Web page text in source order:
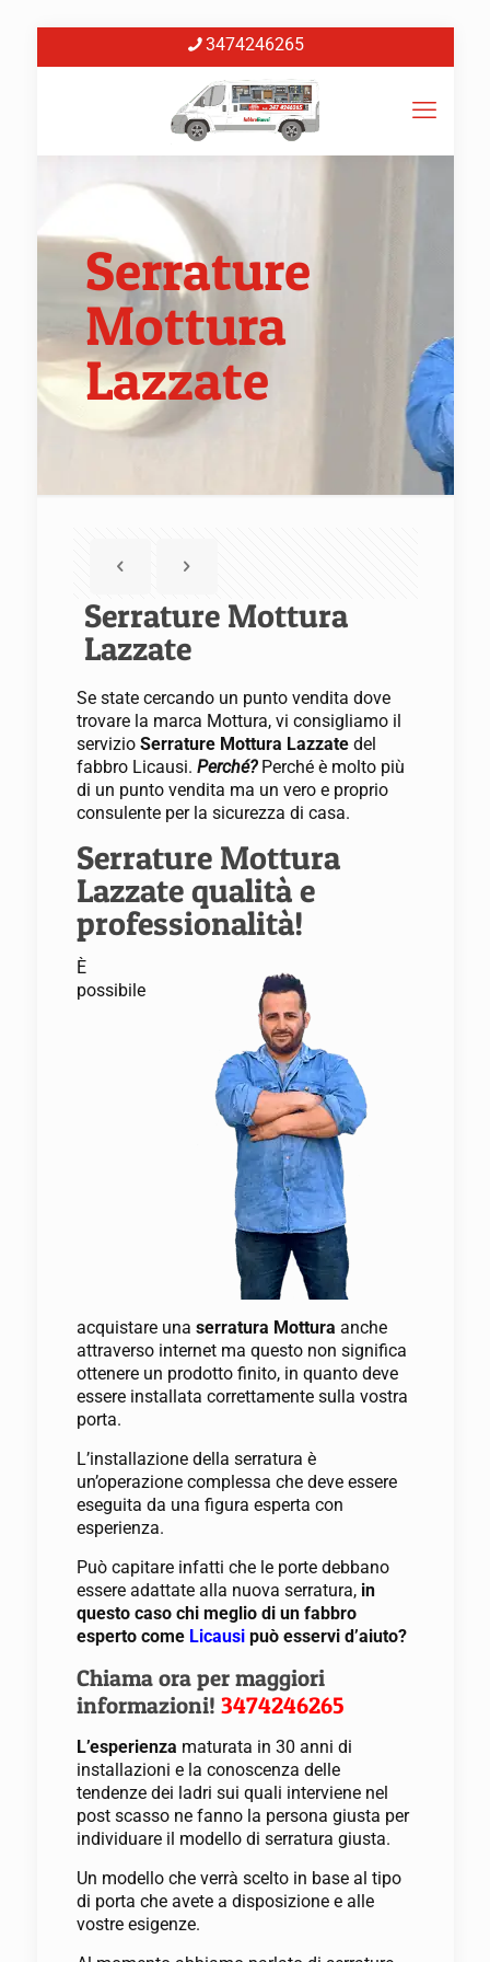
3474246265
Serrature
Mottura
Lazzate
Serrature Mottura
Lazzate
Se state cercando un punto vendita dove
trovare la marca Mottura, vi consigliamo il
servizio Serrature Mottura Lazzate del
fabbro Licausi. Perché?Perché è molto più
di un punto vendita ma un vero e proprio
consulente per la sicurezza di casa.
Serrature Mottura
Lazzate qualità e
professionalità!
È
possibile
acquistare una serratura Mottura anche
attraverso internet ma questo non significa
ottenere un prodotto finito, in quanto deve
essere installata correttamente sulla vostra
porta.
L’installazione della serratura è
un’operazione complessa che deve essere
eseguita da una figura esperta con
esperienza.
Può capitare infatti che le porte debbano
essere adattate alla nuova serratura, in
questo caso chi meglio di un fabbro
esperto come Licausipuò esservi d’aiuto?
Chiama ora per maggiori
informazioni! 3474246265
L’esperienza maturata in 30 anni di
installazioni e la conoscenza delle
tendenze dei ladri sui quali interviene nel
post scasso ne fanno la persona giusta per
individuare il modello di serratura giusta.
Un modello che verrà scelto in base al tipo
di porta che avete a disposizione e alle
vostre esigenze.